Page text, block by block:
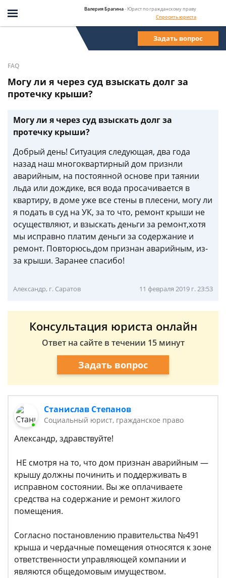
Валерия Брагина- Юрист по гражданскому праву
Спросить юриста
Задать вопрос
FAQ
Могу ли я через суд взыскать долг за
протечку крыши?
Могу ли я через суд взыскать долг за
протечку крыши?
Добрый день! Ситуация следующая, два года
назад наш многоквартирный дом признли
аварийным, на постоянной основе при таянии
льда или дождике, вся вода просачивается в
квартиру, в доме уже все стены в плесени, могу ли
я подать в суд на УК, за то что, ремонт крыши не
осуществляют, и взыскать деньги за ремонт,хотя
мы исправно платим деньги за содержание и
ремонт. Повторюсь,дом признан аварийным, из-
за крыши. Заранее спасибо!
Александр, г. Саратов 11 февраля 2019 г. 23:53
Консультация юриста онлайн
Ответ на сайте в течении 15 минут
Задать вопрос
Станислав Степанов
Социальный юрист, гражданское право
Александр, здравствуйте!
НЕ смотря на то, что дом признан аварийным —
крышу должны починить и поддерживать в
исправном состоянии. Вы же оплачиваете
средства на содержание и ремонт жилого
помещения.
Согласно постановлению правительства №491
крыша и чердачные помещения относятся к зоне
ответственности управляющей компании и
являются общедомовым имуществом.